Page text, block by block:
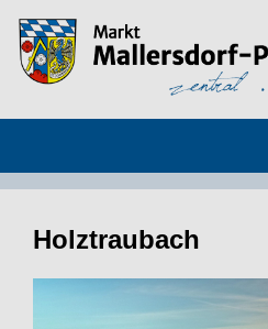
Holz­trau­bach